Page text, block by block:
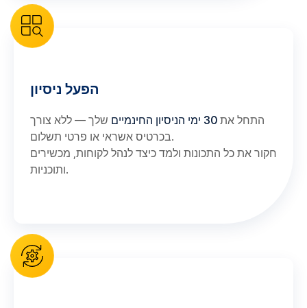
הפעל ניסיון
התחל את 30 ימי הניסיון החינמיים
שלך — ללא צורך
בכרטיס אשראי או פרטי תשלום.
חקור את כל התכונות ולמד כיצד לנהל לקוחות, מכשירים
ותוכניות.